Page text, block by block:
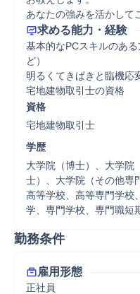
あなたの強みを活かして
求める能力・経験
基本的なPCスキルのあ
ど）
明るくてきぱきと臨機応
宅地建物取引士の資格
資格
宅地建物取引士
学歴
大学院（博士）、大学院
士）、大学院（その他専
高等学校、高等専門学校
学、専門学校、専門職短
勤務条件
雇用形態
正社員